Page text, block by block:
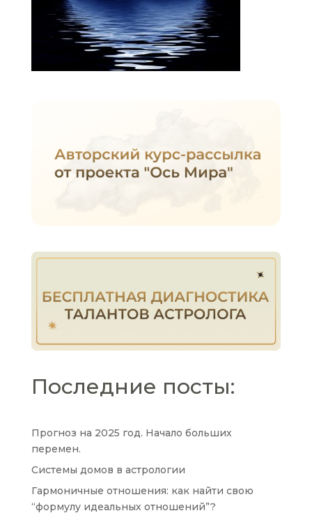
Последние посты:
Прогноз на 2025 год. Начало больших
перемен.
Системы домов в астрологии
Гармоничные отношения: как найти свою
“формулу идеальных отношений”?